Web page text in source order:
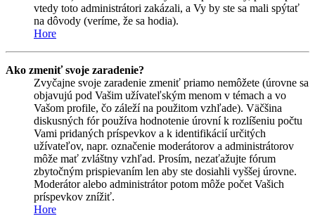
vtedy toto administrátori zakázali, a Vy by ste sa mali spýtať
na dôvody (veríme, že sa hodia).
Hore
Ako zmeniť svoje zaradenie?
Zvyčajne svoje zaradenie zmeniť priamo nemôžete (úrovne sa
objavujú pod Vašim užívateľským menom v témach a vo
Vašom profile, čo záleží na použitom vzhľade). Väčšina
diskusných fór používa hodnotenie úrovní k rozlíšeniu počtu
Vami pridaných príspevkov a k identifikácií určitých
užívateľov, napr. označenie moderátorov a administrátorov
môže mať zvláštny vzhľad. Prosím, nezaťažujte fórum
zbytočným prispievaním len aby ste dosiahli vyššej úrovne.
Moderátor alebo administrátor potom môže počet Vašich
príspevkov znížiť.
Hore